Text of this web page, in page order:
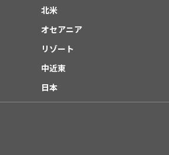
北米
オセアニア
リゾート
中近東
日本